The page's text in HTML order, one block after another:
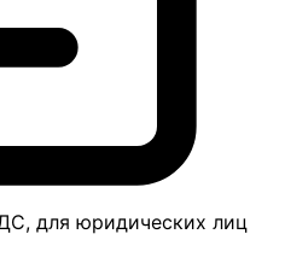
для юридических лиц